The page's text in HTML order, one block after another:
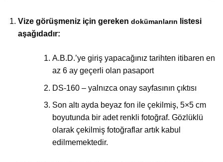
Vize görüşmeniz için gereken dokümanların listesi
aşağıdadır:
A.B.D.’ye giriş yapacağınız tarihten itibaren en
az 6 ay geçerli olan pasaport
DS-160 – yalnızca onay sayfasının çıktısı
Son altı ayda beyaz fon ile çekilmiş, 5×5 cm
boyutunda bir adet renkli fotoğraf. Gözlüklü
olarak çekilmiş fotoğraflar artık kabul
edilmemektedir.